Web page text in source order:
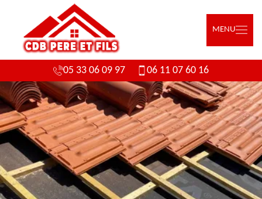
MENU
05 33 06 09 97 06 11 07 60 16